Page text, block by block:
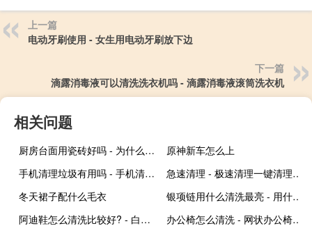
上一篇
电动牙刷使用 - 女生用电动牙刷放下边
下一篇
滴露消毒液可以清洗洗衣机吗 - 滴露消毒液滚筒洗衣机
相关问题
厨房台面用瓷砖好吗 - 为什么瓷砖不能做厨房台面
原神新车怎么上
手机清理垃圾有用吗 - 手机清理垃圾到底有没有用
急速清理 - 极速清理一键清理手机版下载
冬天裙子配什么毛衣
银项链用什么清洗最亮 - 用什么可以清洗银项链
阿迪鞋怎么清洗比较好? - 白色阿迪达斯鞋子怎么清洗
办公椅怎么清洗 - 网状办公椅脏了怎么清洗